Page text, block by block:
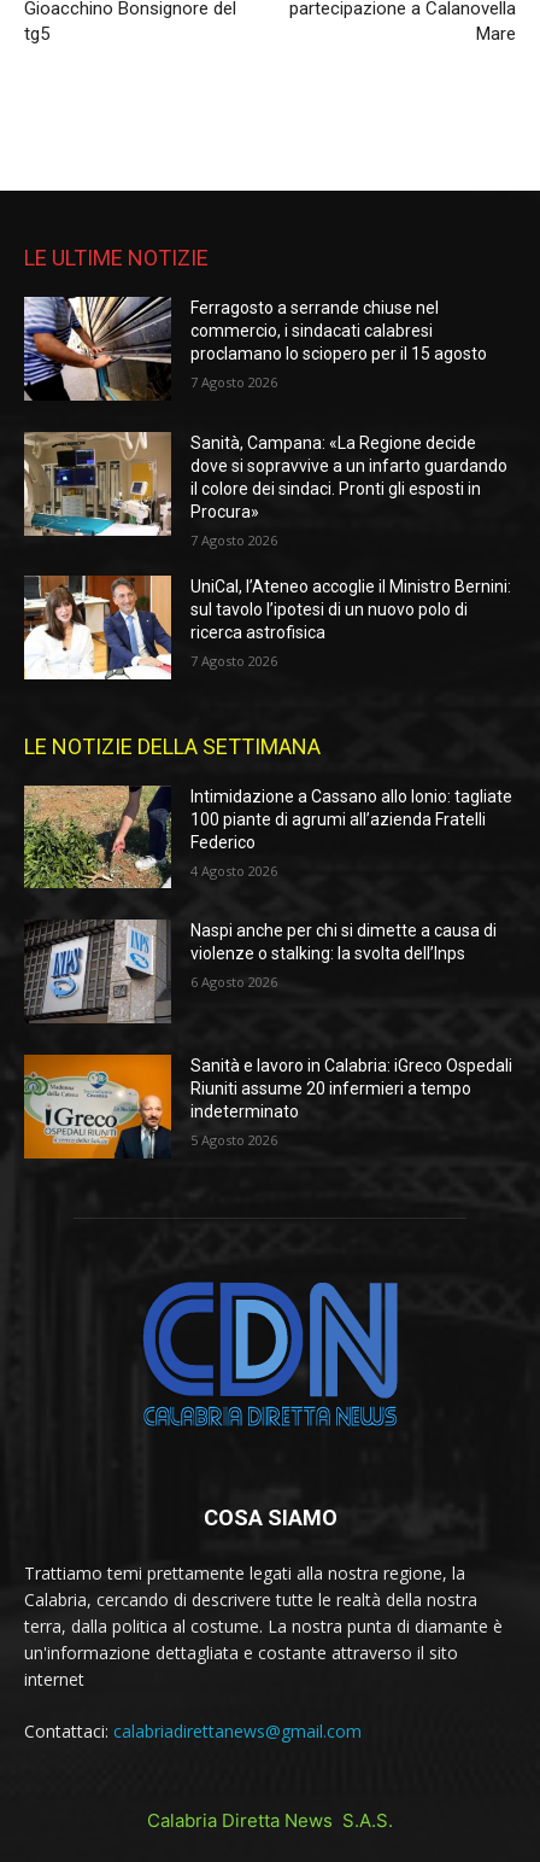
Gioacchino Bonsignore del
tg5
partecipazione a Calanovella
Mare
LE ULTIME NOTIZIE
Ferragosto a serrande chiuse nel
commercio, i sindacati calabresi
proclamano lo sciopero per il 15 agosto
7 Agosto 2026
Sanità, Campana: «La Regione decide
dove si sopravvive a un infarto guardando
il colore dei sindaci. Pronti gli esposti in
Procura»
7 Agosto 2026
UniCal, l’Ateneo accoglie il Ministro Bernini:
sul tavolo l’ipotesi di un nuovo polo di
ricerca astrofisica
7 Agosto 2026
LE NOTIZIE DELLA SETTIMANA
Intimidazione a Cassano allo Ionio: tagliate
100 piante di agrumi all’azienda Fratelli
Federico
4 Agosto 2026
Naspi anche per chi si dimette a causa di
violenze o stalking: la svolta dell’Inps
6 Agosto 2026
Sanità e lavoro in Calabria: iGreco Ospedali
Riuniti assume 20 infermieri a tempo
indeterminato
5 Agosto 2026
COSA SIAMO
Trattiamo temi prettamente legati alla nostra regione, la
Calabria, cercando di descrivere tutte le realtà della nostra
terra, dalla politica al costume. La nostra punta di diamante è
un'informazione dettagliata e costante attraverso il sito
internet
Contattaci: calabriadirettanews@gmail.com
Calabria Diretta News S.A.S.